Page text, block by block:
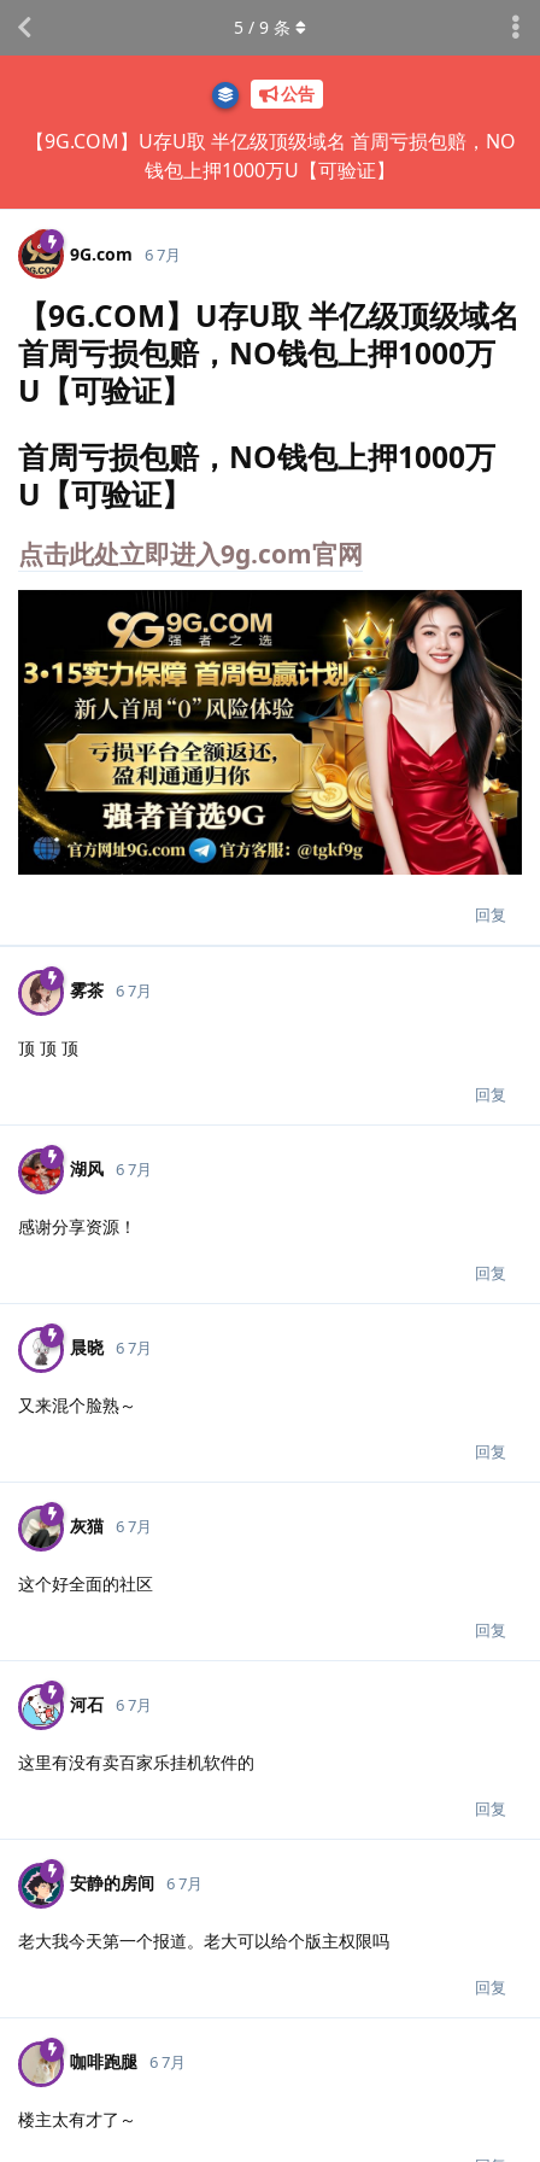
公告
【9G.COM】U存U取 半亿级顶级域名 首周亏损包赔，NO
钱包上押1000万U【可验证】
5 / 9 条
9G.​com 6 7月
【9G.COM】U存U取 半亿级顶级域名
首周亏损包赔，NO钱包上押1000万
U【可验证】
首周亏损包赔，NO钱包上押1000万
U【可验证】
点击此处立即进入9g.com官网
回复
雾茶 6 7月
顶 顶 顶
回复
湖风 6 7月
感谢分享资源！
回复
晨晓 6 7月
又来混个脸熟～
回复
灰猫 6 7月
这个好全面的社区
回复
河石 6 7月
这里有没有卖百家乐挂机软件的
回复
安静的房间 6 7月
老大我今天第一个报道。老大可以给个版主权限吗
回复
咖啡跑腿 6 7月
楼主太有才了～